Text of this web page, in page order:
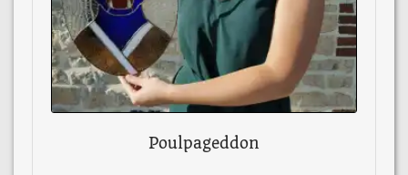
Poulpageddon